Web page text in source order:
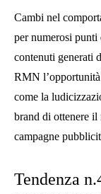
Cambi nel
per numerosi
contenuti generati
RMN
come la
brand di ottenere il
campagne
Tendenza